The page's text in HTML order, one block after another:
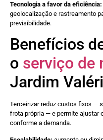
Tecnologia a favor da eficiência:
geolocalização e rastreamento
previsibilidade.
Benefícios
o serviço de
Jardim
Terceirizar reduz custos fixos —
frota própria — e permite ajustar
conforme a demanda.